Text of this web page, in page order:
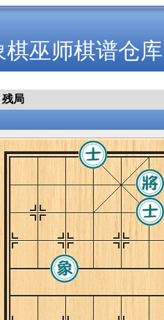
棋巫师棋谱仓库
残局